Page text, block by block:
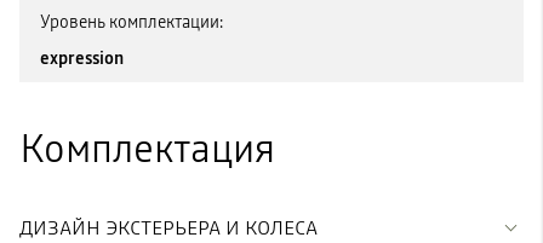
Уровень комплектации:
expression
Комплектация
ДИЗАЙН ЭКСТЕРЬЕРА И КОЛЕСА